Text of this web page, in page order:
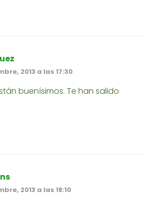
2013 a las 17:30
buenísimos. Te han salido
2013 a las 18:10